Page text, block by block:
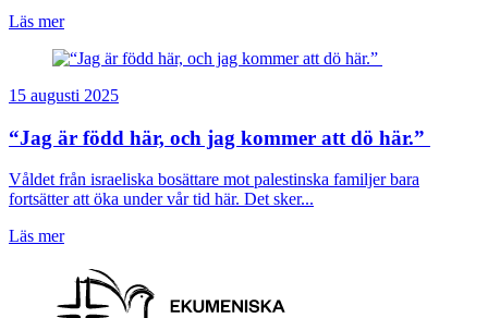
Läs mer
15 augusti 2025
“Jag är född här, och jag kommer att dö här.”
Våldet från israeliska bosättare mot palestinska familjer bara
fortsätter att öka under vår tid här. Det sker...
Läs mer